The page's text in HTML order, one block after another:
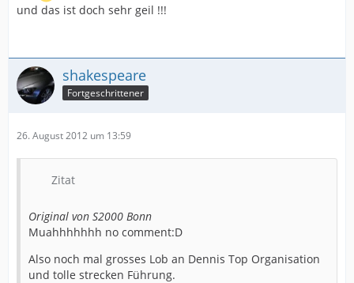
und das ist doch sehr geil !!!
shakespeare
Fortgeschrittener
26. August 2012 um 13:59
Zitat
Original von S2000 Bonn
Muahhhhhhh no comment:D
Also noch mal grosses Lob an Dennis Top Organisation
und tolle strecken Führung.